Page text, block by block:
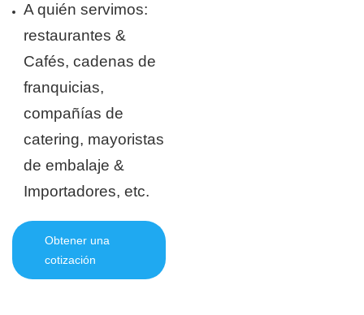
A quién servimos:
restaurantes &
Cafés, cadenas de
franquicias,
compañías de
catering, mayoristas
de embalaje &
Importadores, etc.
Obtener una
cotización